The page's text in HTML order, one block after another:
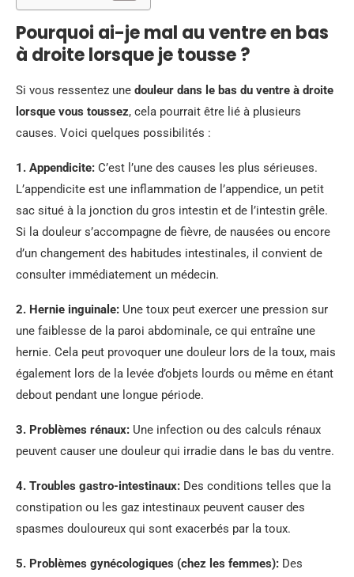
Pourquoi ai-je mal au ventre en bas
à droite lorsque je tousse ?
Si vous ressentez une douleur dans le bas du ventre à droite
lorsque vous toussez, cela pourrait être lié à plusieurs
causes. Voici quelques possibilités :
1. Appendicite: C’est l’une des causes les plus sérieuses.
L’appendicite est une inflammation de l’appendice, un petit
sac situé à la jonction du gros intestin et de l’intestin grêle.
Si la douleur s’accompagne de fièvre, de nausées ou encore
d’un changement des habitudes intestinales, il convient de
consulter immédiatement un médecin.
2. Hernie inguinale: Une toux peut exercer une pression sur
une faiblesse de la paroi abdominale, ce qui entraîne une
hernie. Cela peut provoquer une douleur lors de la toux, mais
également lors de la levée d’objets lourds ou même en étant
debout pendant une longue période.
3. Problèmes rénaux: Une infection ou des calculs rénaux
peuvent causer une douleur qui irradie dans le bas du ventre.
4. Troubles gastro-intestinaux: Des conditions telles que la
constipation ou les gaz intestinaux peuvent causer des
spasmes douloureux qui sont exacerbés par la toux.
5. Problèmes gynécologiques (chez les femmes): Des